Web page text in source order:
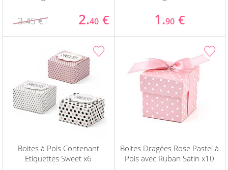
3.45 € 2.40 € 1.90 €
Boites à Pois Contenant
Etiquettes Sweet x6
Boites Dragées Rose Pastel à
Pois avec Ruban Satin x10